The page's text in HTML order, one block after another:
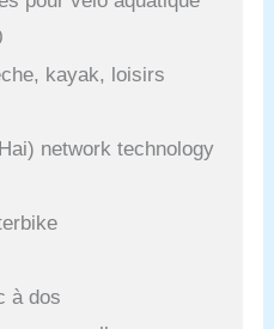
kayak, loisirs
network technology
à dos